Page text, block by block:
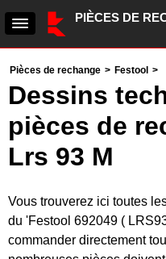
PIÈCES DE
Pièces de rechange > Festool >
Dessins
pièces de
Lrs 93 M
Vous trouverez ici toutes
du 'Festool 692049 (
commander directement